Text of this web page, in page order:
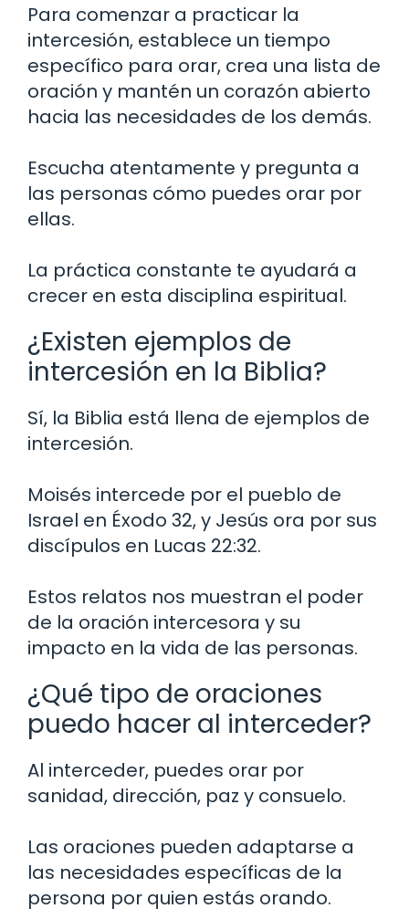
Para comenzar a practicar la
intercesión, establece un tiempo
específico para orar, crea una lista de
oración y mantén un corazón abierto
hacia las necesidades de los demás.
Escucha atentamente y pregunta a
las personas cómo puedes orar por
ellas.
La práctica constante te ayudará a
crecer en esta disciplina espiritual.
¿Existen ejemplos de
intercesión en la Biblia?
Sí, la Biblia está llena de ejemplos de
intercesión.
Moisés intercede por el pueblo de
Israel en Éxodo 32, y Jesús ora por sus
discípulos en Lucas 22:32.
Estos relatos nos muestran el poder
de la oración intercesora y su
impacto en la vida de las personas.
¿Qué tipo de oraciones
puedo hacer al interceder?
Al interceder, puedes orar por
sanidad, dirección, paz y consuelo.
Las oraciones pueden adaptarse a
las necesidades específicas de la
persona por quien estás orando.